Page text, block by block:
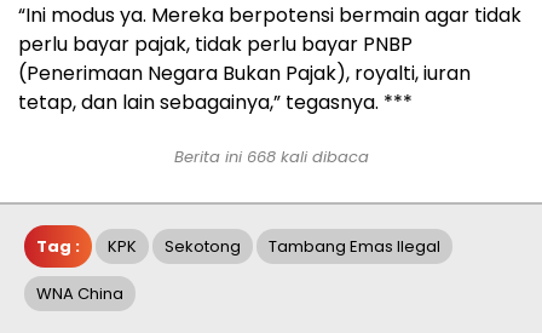
“Ini modus ya. Mereka berpotensi bermain agar tidak
perlu bayar pajak, tidak perlu bayar PNBP
(Penerimaan Negara Bukan Pajak), royalti, iuran
tetap, dan lain sebagainya,” tegasnya. ***
Berita ini 668 kali dibaca
Tag : KPK Sekotong Tambang Emas Ilegal
WNA China